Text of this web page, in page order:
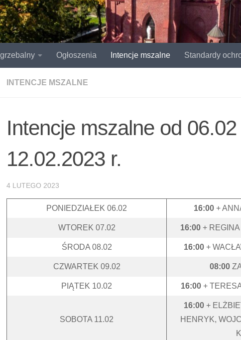
Ogłoszenia Intencje mszalne Standardy
INTENCJE MSZALNE
Intencje mszalne od
12.02.2023 r.
4 LUTEGO 2023
PONIEDZIAŁEK 06.02 16:00 +
WTOREK 07.02 16:00 +
ŚRODA 08.02 16:00 +
CZWARTEK 09.02 08:00
PIĄTEK 10.02 16:00 +
SOBOTA 11.02
16:00 +
HENRYK,